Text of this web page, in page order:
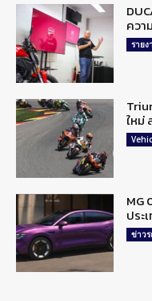
ควา
รายง
ใหม่
MG
ประ
ข่าว